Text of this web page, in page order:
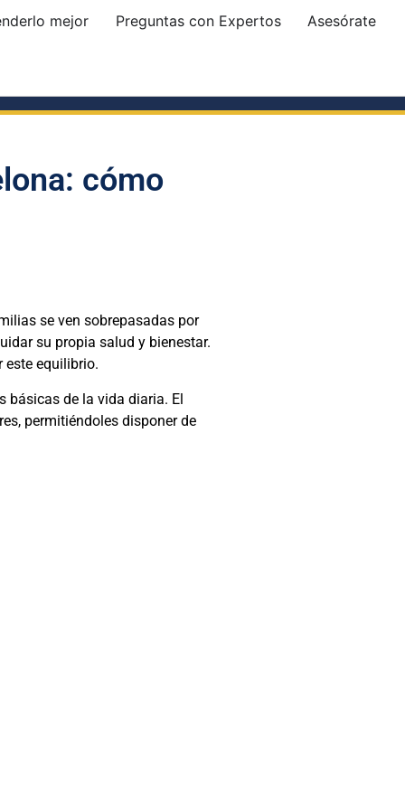
mejor Preguntas con Expertos Asesórate
cómo
se ven sobrepasadas por
su propia salud y bienestar.
este equilibrio.
de la vida diaria. El
permitiéndoles disponer de